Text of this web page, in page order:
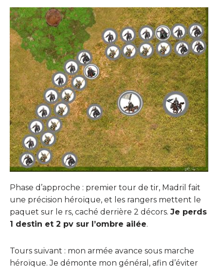
Phase d’approche : premier tour de tir, Madril fait
une précision héroïque, et les rangers mettent le
paquet sur le rs, caché derrière 2 décors. Je perds
1 destin et 2 pv sur l’ombre ailée.
Tours suivant : mon armée avance sous marche
héroïque. Je démonte mon général, afin d’éviter